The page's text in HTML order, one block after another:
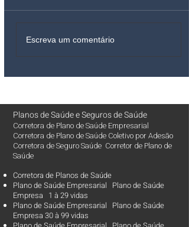
Escreva um comentário
Planos de SaúdeeSeguros de Saúde
Corretora de Plano de Saúde Empresarial
Corretora de Plano de Saúde Coletivo por Adesão
Corretora de Seguro Saúde Corretor de Plano de
Saúde
Corretora de Planos de Saúde
Plano de Saúde Empresarial Plano de Saúde
Empresa 1 à 29 vidas
Plano de Saúde Empresarial Plano de Saúde
Empresa 30 à 99 vidas ​